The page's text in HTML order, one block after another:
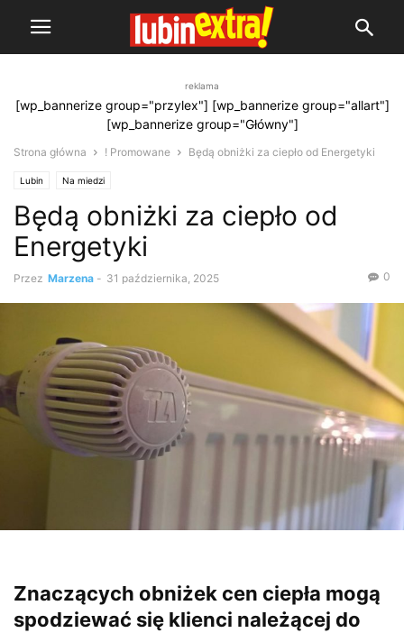
reklama
[wp_bannerize group="przylex"] [wp_bannerize group="allart"]
[wp_bannerize group="Główny"]
Strona główna ! Promowane Będą obniżki za ciepło od Energetyki
Lubin Na miedzi
Będą obniżki za ciepło od
Energetyki
Przez Marzena - 31 października, 2025 0
Znaczących obniżek cen ciepła mogą
spodziewać się klienci należącej do